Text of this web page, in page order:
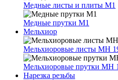
Медные листы и плиты М1
Медные прутки М1
Мельхиор
Мельхиоровые листы МН
Мельхиоровые прутки МН
Нарезка резьбы